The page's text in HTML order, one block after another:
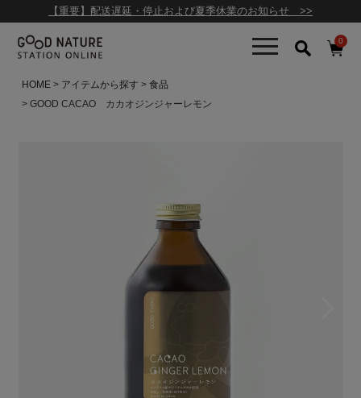
【重要】配送遅延・停止および夏季休業のお知らせ >>
0
HOME アイテムから探す
食品
GOOD CACAO カカオジンジャーレモン